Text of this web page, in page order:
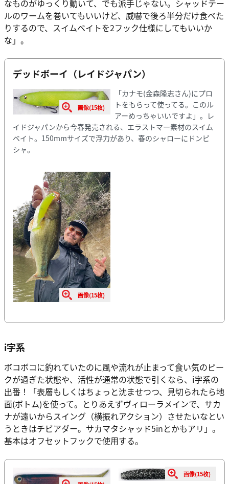
なものがゆっくり動いて、でも派手じゃない。シャッドテー
ルのワームを巻いてもいいけど、威嚇で後ろ半分だけ食べた
りするので、スイムベイトを2フック仕様にしてもいいか
な」。
デッドボーイ（レイドジャパン）
画像(15枚)
「カナモ(金森隆志さん)にプロ
トをもらって使ってる。このル
アーめっちゃいいですよ」。レ
イドジャパンから今春発売される、エラストマー素材のスイム
ベイト。150mmサイズで浮力があり、春のシャローにドンピ
シャ。
画像(15枚)
i字系
ボコボコに釣れていたのに風や流れが止まって食い気のピー
クが過ぎた状態や、活性が通常の状態で引くなら、i字系の
出番！「表層もしくはちょっと沈ませつつ、見切られたら地
面(ボトム)を使って。とりあえずヴィローラメインで、サカ
ナが遠いからスイング（横振れアクション）させたいなとい
うときはチビアダー。サカマタシャッド5inとかもアリ」。
基本はオフセットフックで使用する。
画像(15枚)